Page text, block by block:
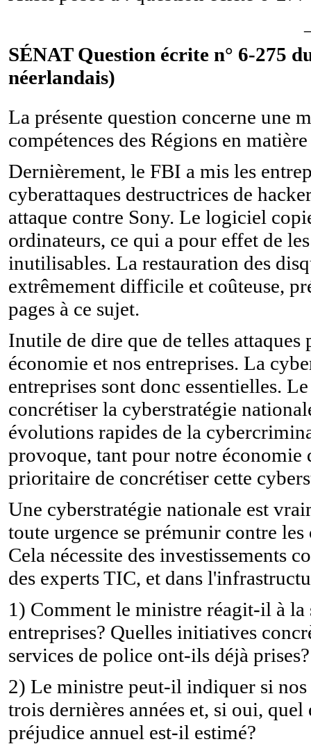
SÉNAT Question écrite n° 6-275
néerlandais)
La présente question concerne une
compétences des Régions en
Dernièrement, le FBI a mis les
cyberattaques destructrices de
attaque contre Sony. Le logiciel
ordinateurs, ce qui a pour effet de
inutilisables. La restauration des
extrêmement difficile et coûteuse,
pages à ce sujet.
Inutile de dire que de telles
économie et nos entreprises. La
entreprises sont donc essentielles.
concrétiser la cyberstratégie
évolutions rapides de la
provoque, tant pour notre
prioritaire de concrétiser cette
Une cyberstratégie nationale est
toute urgence se prémunir contre
Cela nécessite des investissements
des experts TIC, et dans
1) Comment le ministre réagit-il à la
entreprises? Quelles initiatives
services de police ont-ils déjà
2) Le ministre peut-il indiquer si nos
trois dernières années et, si oui,
préjudice annuel est-il estimé?